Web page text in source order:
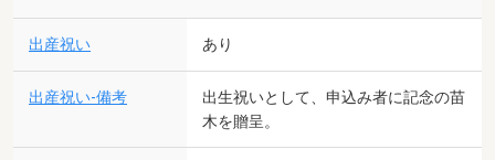
出産祝い あり
出産祝い-備考
出生祝いとして、申込み者に記念の苗
木を贈呈。